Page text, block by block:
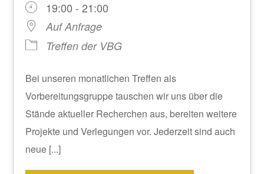
19:00 - 21:00
Auf Anfrage
Treffen der VBG
Bei unseren monatlichen Treffen als
Vorbereitungsgruppe tauschen wir uns über die
Stände aktueller Recherchen aus, bereiten weitere
Projekte und Verlegungen vor. Jederzeit sind auch
neue [...]